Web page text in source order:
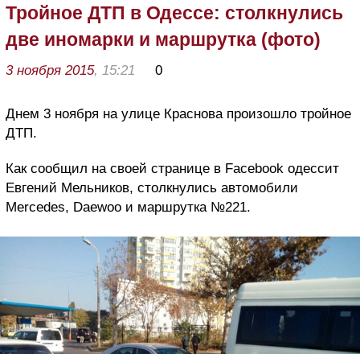
Тройное ДТП в Одессе: столкнулись
две иномарки и маршрутка (фото)
3 ноября 2015, 15:21 0
Днем 3 ноября на улице Краснова произошло тройное
ДТП.
Как сообщил на своей странице в Facebook одессит
Евгений Мельников, столкнулись автомобили
Mercedes, Daewoo и маршрутка №221.